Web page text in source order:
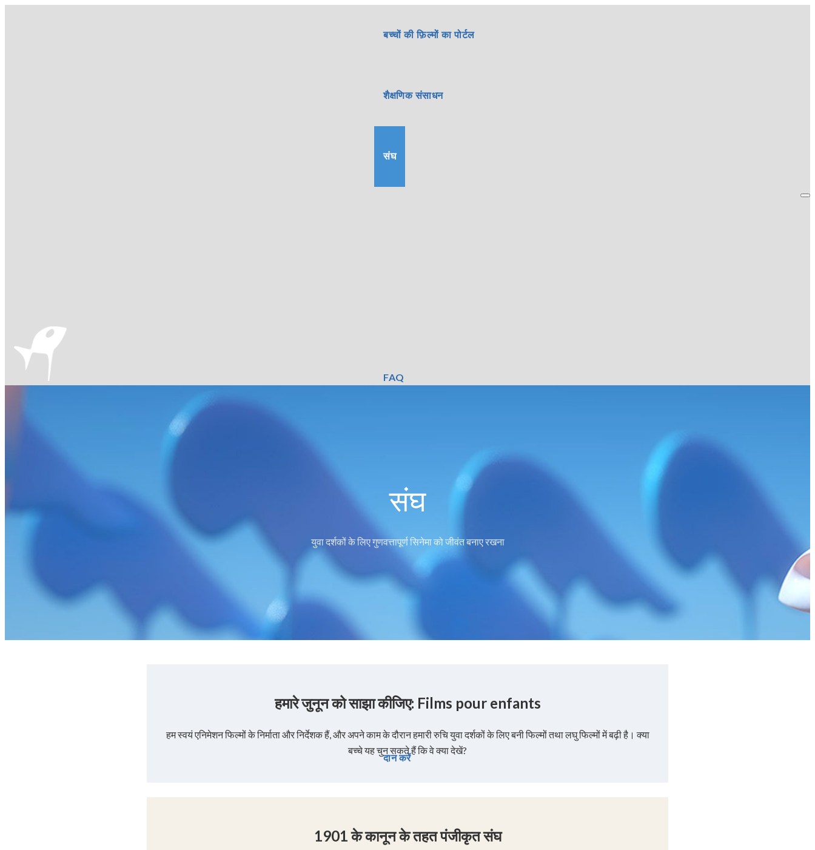
बच्चों की फ़िल्मों का पोर्टल
शैक्षणिक संसाधन
संघ
FAQ
दान करें
संघ
युवा दर्शकों के लिए गुणवत्तापूर्ण सिनेमा को जीवंत बनाए रखना
हमारे जुनून को साझा कीजिए: Films pour enfants
हम स्वयं एनिमेशन फिल्मों के निर्माता और निर्देशक हैं, और अपने काम के दौरान हमारी रुचि युवा दर्शकों के लिए बनी फिल्मों तथा लघु फिल्मों में बढ़ी है। क्या
बच्चे यह चुन सकते हैं कि वे क्या देखें?
1901 के कानून के तहत पंजीकृत संघ